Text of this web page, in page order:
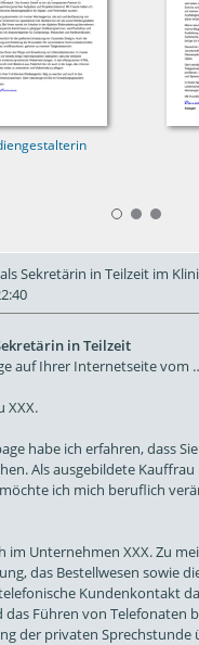
Sekretärin in Teilzeit im
in Teilzeit
auf Ihrer Internetseite vom
XXX.
habe ich erfahren, dass
Als ausgebildete
ich mich beruflich
im Unternehmen XXX. Zu
das Bestellwesen sowie
Kundenkontakt
Führen von Telefonaten
der privaten